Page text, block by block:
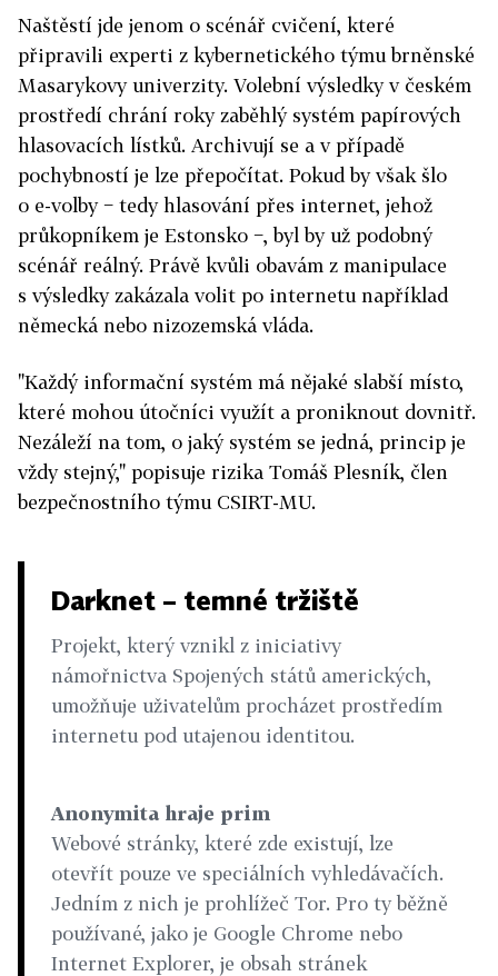
Naštěstí jde jenom o scénář cvičení, které
připravili experti z kybernetického týmu brněnské
Masarykovy univerzity. Volební výsledky v českém
prostředí chrání roky zaběhlý systém papírových
hlasovacích lístků. Archivují se a v případě
pochybností je lze přepočítat. Pokud by však šlo
o e-volby − tedy hlasování přes internet, jehož
průkopníkem je Estonsko −, byl by už podobný
scénář reálný. Právě kvůli obavám z manipulace
s výsledky zakázala volit po internetu například
německá nebo nizozemská vláda.
"Každý informační systém má nějaké slabší místo,
které mohou útočníci využít a proniknout dovnitř.
Nezáleží na tom, o jaký systém se jedná, princip je
vždy stejný," popisuje rizika Tomáš Plesník, člen
bezpečnostního týmu CSIRT-MU.
Darknet – temné tržiště
Projekt, který vznikl z iniciativy
námořnictva Spojených států amerických,
umožňuje uživatelům procházet prostředím
internetu pod utajenou identitou.
Anonymita hraje prim
Webové stránky, které zde existují, lze
otevřít pouze ve speciálních vyhledávačích.
Jedním z nich je prohlížeč Tor. Pro ty běžně
používané, jako je Google Chrome nebo
Internet Explorer, je obsah stránek